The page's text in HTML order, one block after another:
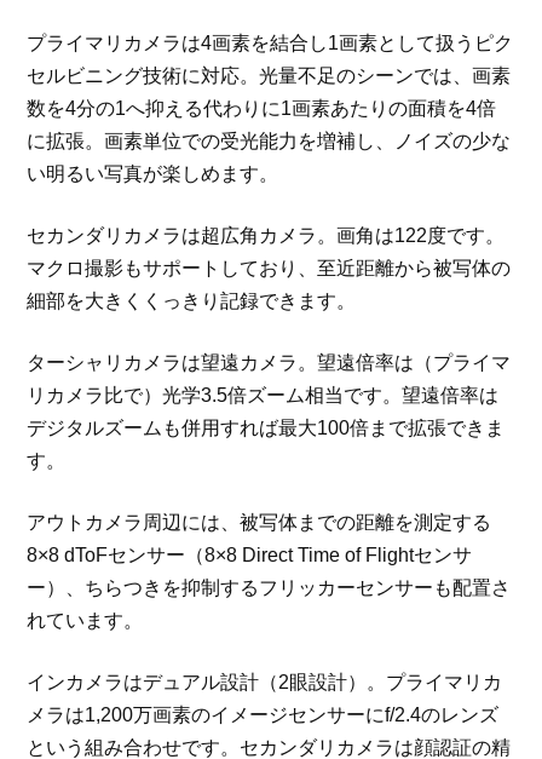
プライマリカメラは4画素を結合し1画素として扱うピク
セルビニング技術に対応。光量不足のシーンでは、画素
数を4分の1へ抑える代わりに1画素あたりの面積を4倍
に拡張。画素単位での受光能力を増補し、ノイズの少な
い明るい写真が楽しめます。
セカンダリカメラは超広角カメラ。画角は122度です。
マクロ撮影もサポートしており、至近距離から被写体の
細部を大きくくっきり記録できます。
ターシャリカメラは望遠カメラ。望遠倍率は（プライマ
リカメラ比で）光学3.5倍ズーム相当です。望遠倍率は
デジタルズームも併用すれば最大100倍まで拡張できま
す。
アウトカメラ周辺には、被写体までの距離を測定する
8×8 dToFセンサー（8×8 Direct Time of Flightセンサ
ー）、ちらつきを抑制するフリッカーセンサーも配置さ
れています。
インカメラはデュアル設計（2眼設計）。プライマリカ
メラは1,200万画素のイメージセンサーにf/2.4のレンズ
という組み合わせです。セカンダリカメラは顔認証の精